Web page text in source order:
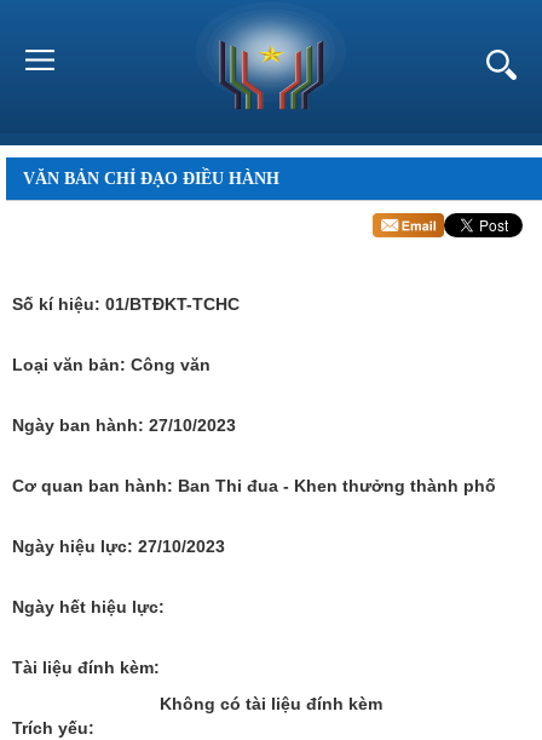
VĂN BẢN CHỈ ĐẠO ĐIỀU HÀNH
Số kí hiệu: 01/BTĐKT-TCHC
Loại văn bản: Công văn
Ngày ban hành: 27/10/2023
Cơ quan ban hành: Ban Thi đua - Khen thưởng thành phố
Ngày hiệu lực: 27/10/2023
Ngày hết hiệu lực:
Tài liệu đính kèm:
Không có tài liệu đính kèm
Trích yếu: